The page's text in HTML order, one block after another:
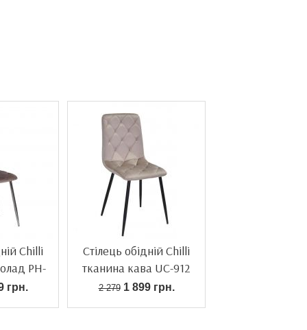
Chilli
PH-
грн.
Стілець обідній Chilli
тканина кава UC-912
2 2791 899 грн.